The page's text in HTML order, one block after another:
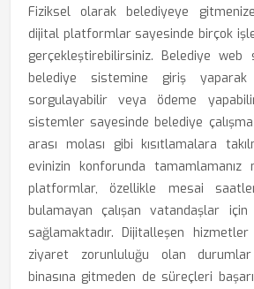
Fiziksel olarak belediyeye
dijital platformlar sayesinde birçok
gerçekleştirebilirsiniz. Belediye
belediye sistemine giriş yaparak
sorgulayabilir veya ödeme
sistemler sayesinde belediye
arası molası gibi kısıtlamalara
evinizin konforunda tamamlamanız
platformlar, özellikle mesai
bulamayan çalışan vatandaşlar
sağlamaktadır. Dijitalleşen
ziyaret zorunluluğu olan durumlar
binasına gitmeden de süreçleri